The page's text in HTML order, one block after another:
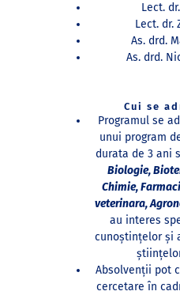
Lect.
Lect. dr.
As. drd.
As. drd.
Cui se
Programul se
unui program
durata de 3 ani
Biologie,
Chimie,
veterinara,
au interes
cunoștințelor și
Absolvenții pot
cercetare în